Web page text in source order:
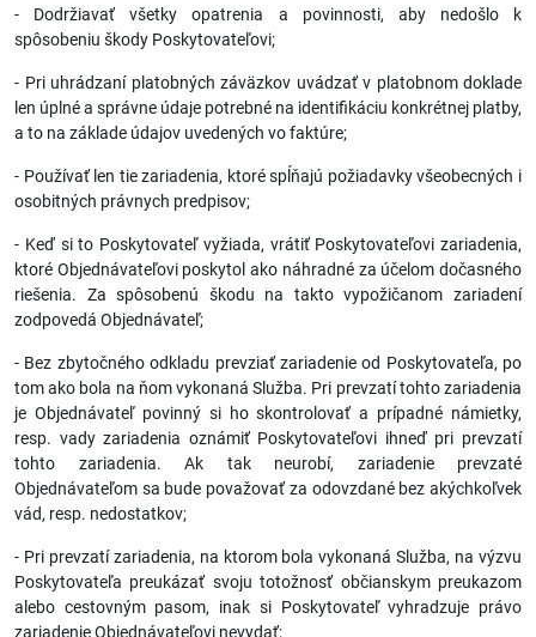
- Dodržiavať všetky opatrenia a povinnosti, aby nedošlo k
spôsobeniu škody Poskytovateľovi;
- Pri uhrádzaní platobných záväzkov uvádzať v platobnom doklade
len úplné a správne údaje potrebné na identifikáciu konkrétnej platby,
a to na základe údajov uvedených vo faktúre;
- Používať len tie zariadenia, ktoré spĺňajú požiadavky všeobecných i
osobitných právnych predpisov;
- Keď si to Poskytovateľ vyžiada, vrátiť Poskytovateľovi zariadenia,
ktoré Objednávateľovi poskytol ako náhradné za účelom dočasného
riešenia. Za spôsobenú škodu na takto vypožičanom zariadení
zodpovedá Objednávateľ;
- Bez zbytočného odkladu prevziať zariadenie od Poskytovateľa, po
tom ako bola na ňom vykonaná Služba. Pri prevzatí tohto zariadenia
je Objednávateľ povinný si ho skontrolovať a prípadné námietky,
resp. vady zariadenia oznámiť Poskytovateľovi ihneď pri prevzatí
tohto zariadenia. Ak tak neurobí, zariadenie prevzaté
Objednávateľom sa bude považovať za odovzdané bez akýchkoľvek
vád, resp. nedostatkov;
- Pri prevzatí zariadenia, na ktorom bola vykonaná Služba, na výzvu
Poskytovateľa preukázať svoju totožnosť občianskym preukazom
alebo cestovným pasom, inak si Poskytovateľ vyhradzuje právo
zariadenie Objednávateľovi nevydať;